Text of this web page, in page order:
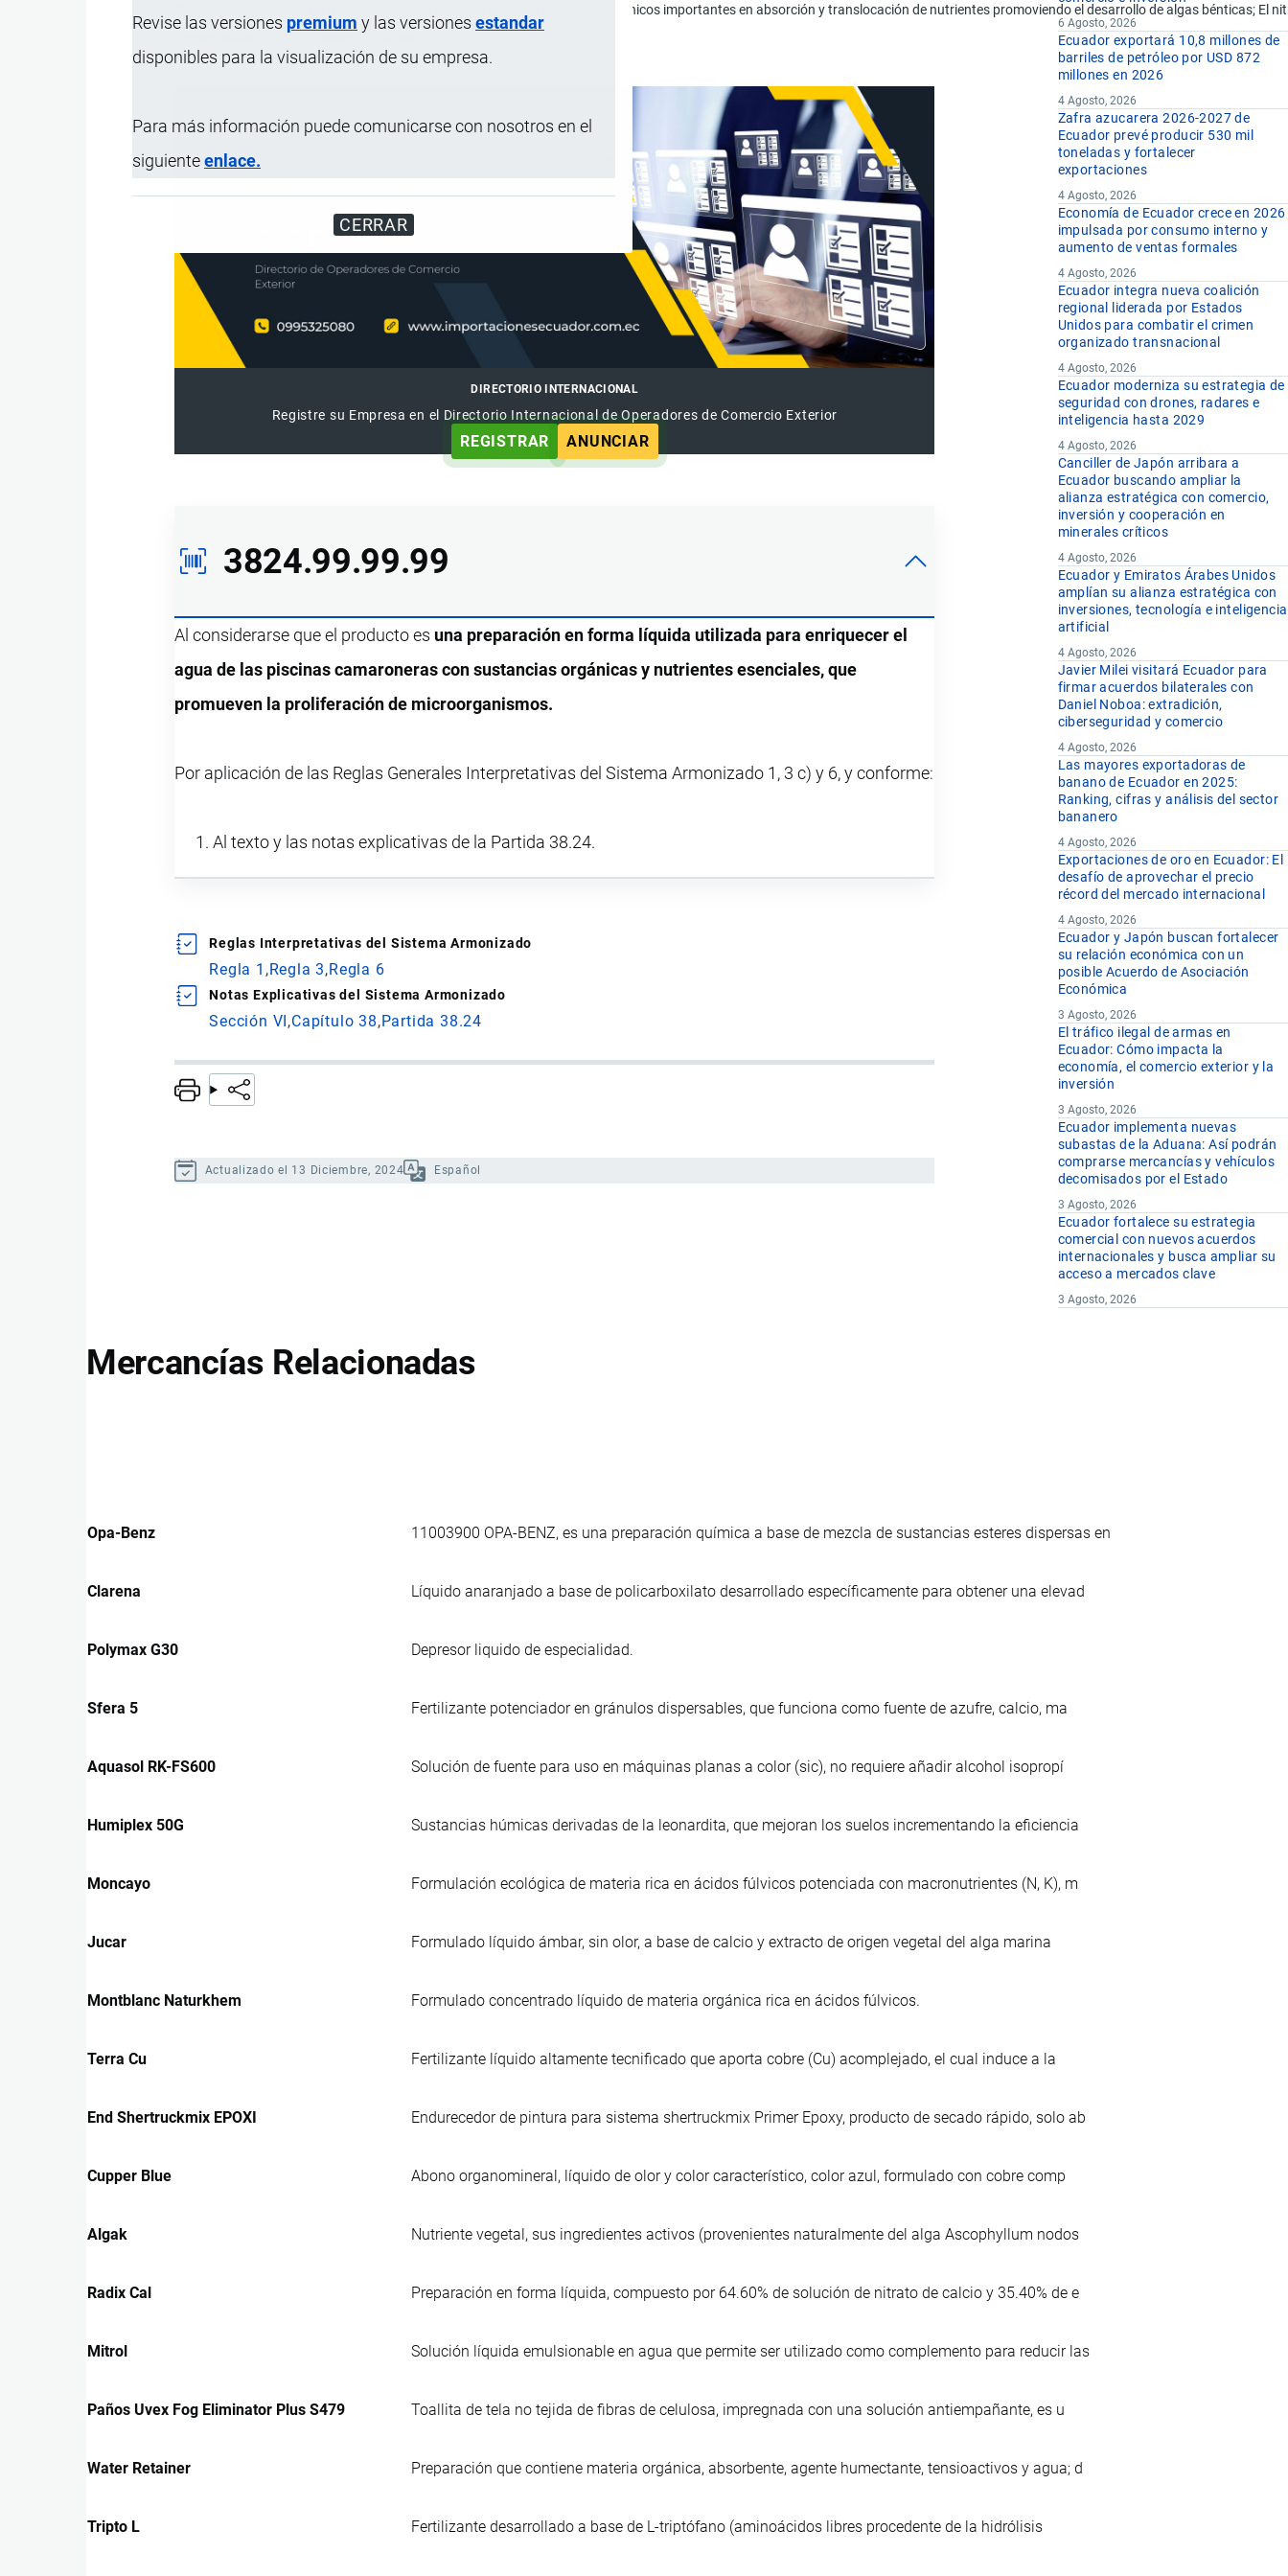
Revise las versiones premium y las versiones estandar
disponibles para la visualización de su empresa.
Para más información puede comunicarse con nosotros en el
siguienteenlace.
CERRAR
La fracción orgánica contiene ligandos naturales orgánicos importantes en absorción y translocación de nutrientes promoviendo el desarrollo de algas bénticas; El
Envase de 5 litros.
DIRECTORIO INTERNACIONAL
Registre su Empresa en el Directorio Internacional de Operadores de Comercio Exterior
REGISTRAR ANUNCIAR
3824.99.99.99
Al considerarse que el producto es una preparación en forma líquida utilizada para enriquecer el
agua de las piscinas camaroneras con sustancias orgánicas y nutrientes esenciales, que
promueven la proliferación de microorganismos.
Por aplicación de las Reglas Generales Interpretativas del Sistema Armonizado 1, 3 c) y 6, y conforme:
Al texto y las notas explicativas de la Partida 38.24.
Reglas Interpretativas del Sistema Armonizado
Regla 1 Regla 3 Regla 6
Notas Explicativas del Sistema Armonizado
Sección VI Capítulo 38 Partida 38.24
Actualizado el 13 Diciembre, 2024 Español
6 Agosto, 2026
Ecuador exportará 10,8 millones de
barriles de petróleo por USD 872
millones en 2026
4 Agosto, 2026
Zafra azucarera 2026-2027 de
Ecuador prevé producir 530 mil
toneladas y fortalecer
exportaciones
4 Agosto, 2026
Economía de Ecuador crece en 2026
impulsada por consumo interno y
aumento de ventas formales
4 Agosto, 2026
Ecuador integra nueva coalición
regional liderada por Estados
Unidos para combatir el crimen
organizado transnacional
4 Agosto, 2026
Ecuador moderniza su estrategia de
seguridad con drones, radares e
inteligencia hasta 2029
4 Agosto, 2026
Canciller de Japón arribara a
Ecuador buscando ampliar la
alianza estratégica con comercio,
inversión y cooperación en
minerales críticos
4 Agosto, 2026
Ecuador y Emiratos Árabes Unidos
amplían su alianza estratégica con
inversiones, tecnología e inteligencia
artificial
4 Agosto, 2026
Javier Milei visitará Ecuador para
firmar acuerdos bilaterales con
Daniel Noboa: extradición,
ciberseguridad y comercio
4 Agosto, 2026
Las mayores exportadoras de
banano de Ecuador en 2025:
Ranking, cifras y análisis del sector
bananero
4 Agosto, 2026
Exportaciones de oro en Ecuador: El
desafío de aprovechar el precio
récord del mercado internacional
4 Agosto, 2026
Ecuador y Japón buscan fortalecer
su relación económica con un
posible Acuerdo de Asociación
Económica
3 Agosto, 2026
El tráfico ilegal de armas en
Ecuador: Cómo impacta la
economía, el comercio exterior y la
inversión
3 Agosto, 2026
Ecuador implementa nuevas
subastas de la Aduana: Así podrán
comprarse mercancías y vehículos
decomisados por el Estado
3 Agosto, 2026
Ecuador fortalece su estrategia
comercial con nuevos acuerdos
internacionales y busca ampliar su
acceso a mercados clave
3 Agosto, 2026
Mercancías Relacionadas
Opa-Benz 11003900 OPA-BENZ, es una preparación química a base de mezcla de sustancias esteres dispersas en
Clarena Líquido anaranjado a base de policarboxilato desarrollado específicamente para obtener una elevad
Polymax G30 Depresor liquido de especialidad.
Sfera 5 Fertilizante potenciador en gránulos dispersables, que funciona como fuente de azufre, calcio, ma
Aquasol RK-FS600 Solución de fuente para uso en máquinas planas a color (sic), no requiere añadir alcohol isopropí
Humiplex 50G Sustancias húmicas derivadas de la leonardita, que mejoran los suelos incrementando la eficiencia
Moncayo Formulación ecológica de materia rica en ácidos fúlvicos potenciada con macronutrientes (N, K), m
Jucar Formulado líquido ámbar, sin olor, a base de calcio y extracto de origen vegetal del alga marina
Montblanc Naturkhem Formulado concentrado líquido de materia orgánica rica en ácidos fúlvicos.
Terra Cu Fertilizante líquido altamente tecnificado que aporta cobre (Cu) acomplejado, el cual induce a la
End Shertruckmix EPOXI Endurecedor de pintura para sistema shertruckmix Primer Epoxy, producto de secado rápido, solo ab
Cupper Blue Abono organomineral, líquido de olor y color característico, color azul, formulado con cobre comp
Algak Nutriente vegetal, sus ingredientes activos (provenientes naturalmente del alga Ascophyllum nodos
Radix Cal Preparación en forma líquida, compuesto por 64.60% de solución de nitrato de calcio y 35.40% de e
Mitrol Solución líquida emulsionable en agua que permite ser utilizado como complemento para reducir las
Paños Uvex Fog Eliminator Plus S479 Toallita de tela no tejida de fibras de celulosa, impregnada con una solución antiempañante, es u
Water Retainer Preparación que contiene materia orgánica, absorbente, agente humectante, tensioactivos y agua; d
Tripto L Fertilizante desarrollado a base de L-triptófano (aminoácidos libres procedente de la hidrólisis